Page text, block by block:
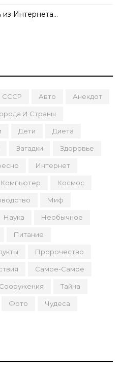
из Интернета…
СССР Авто Анекдот
И Страны
Дети Диета
Загадки Здоровье
Интернет
Компьютер Космос
Миф
Наука Необычное
Питание
Пророчество
Самое-Самое
Сооружения Тайна
Фото Чудеса